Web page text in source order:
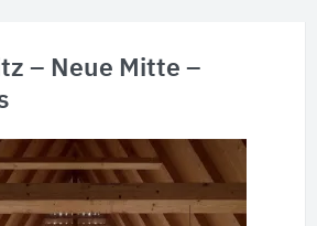
– Neue Mitte –